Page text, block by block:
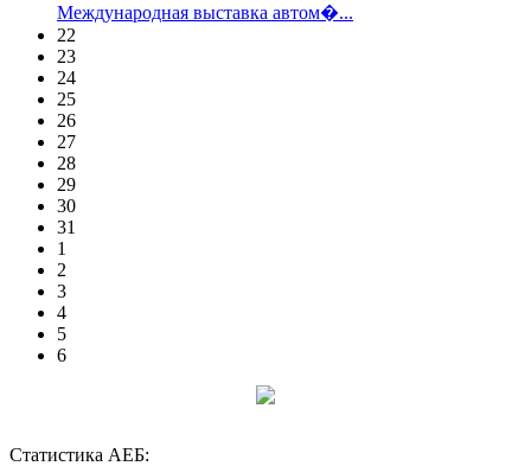
Международная выставка автом�...
22
23
24
25
26
27
28
29
30
31
1
2
3
4
5
6
Статистика АЕБ: